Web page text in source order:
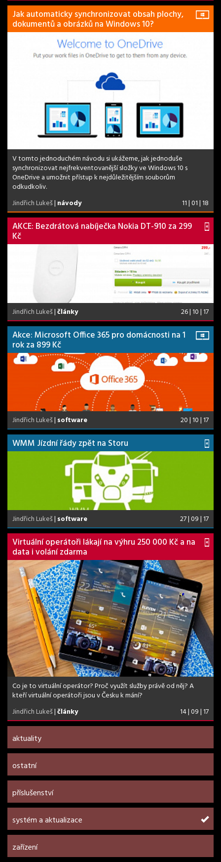
Jak automaticky synchronizovat obsah plochy,
dokumentů a obrázků na Windows 10?
V tomto jednoduchém návodu si ukážeme, jak jednoduše
synchronizovat nejfrekventovanější složky ve Windows 10 s
OneDrive a umožnit přístup k nejdůležitějším souborům
odkudkoliv.
Jindřich Lukeš| návody 11 | 01 | 18
AKCE: Bezdrátová nabíječka Nokia DT-910 za 299
Kč
Jindřich Lukeš|články 26 | 10 | 17
Akce: Microsoft Office 365 pro domácnosti na 1
rok za 899 Kč
Jindřich Lukeš| software 20 | 10 | 17
WMM Jízdní řády zpět na Storu
Jindřich Lukeš| software 27 | 09 | 17
Virtuální operátoři lákají na výhru 250 000 Kč a na
data i volání zdarma
Co je to virtuální operátor? Proč využít služby právě od něj? A
kteří virtuální operátoři jsou v Česku k mání?
Jindřich Lukeš|články 14 | 09 | 17
aktuality
ostatní
příslušenství
systém a aktualizace
zařízení